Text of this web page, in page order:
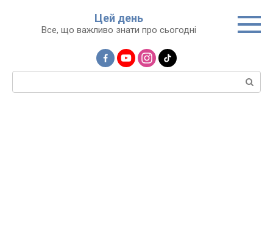
Цей день
Все, що важливо знати про сьогодні
Пошук: